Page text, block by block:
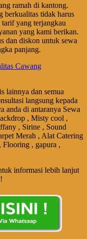
ramah di kantong.
berkualitas tidak harus
yang terjangkau
yang kami berikan.
dan diskon untuk sewa
panjang.
lainnya dan semua
langsung kepada
anda di antaranya Sewa
, Misty cool ,
, Sirine , Sound
Merah , Alat Catering
, gapura ,
informasi lebih lanjut